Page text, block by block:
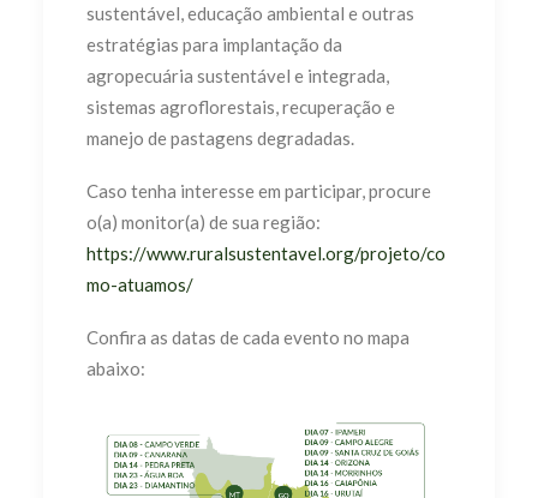
sustentável, educação ambiental e outras
estratégias para implantação da
agropecuária sustentável e integrada,
sistemas agroflorestais, recuperação e
manejo de pastagens degradadas.
Caso tenha interesse em participar, procure
o(a) monitor(a) de sua região:
https://www.ruralsustentavel.org/projeto/co
mo-atuamos/
Confira as datas de cada evento no mapa
abaixo: